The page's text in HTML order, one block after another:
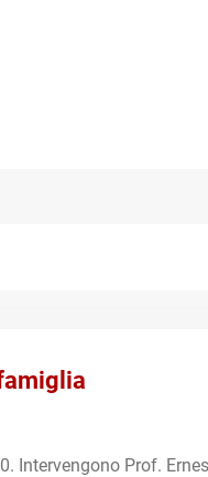
Intervengono Prof.